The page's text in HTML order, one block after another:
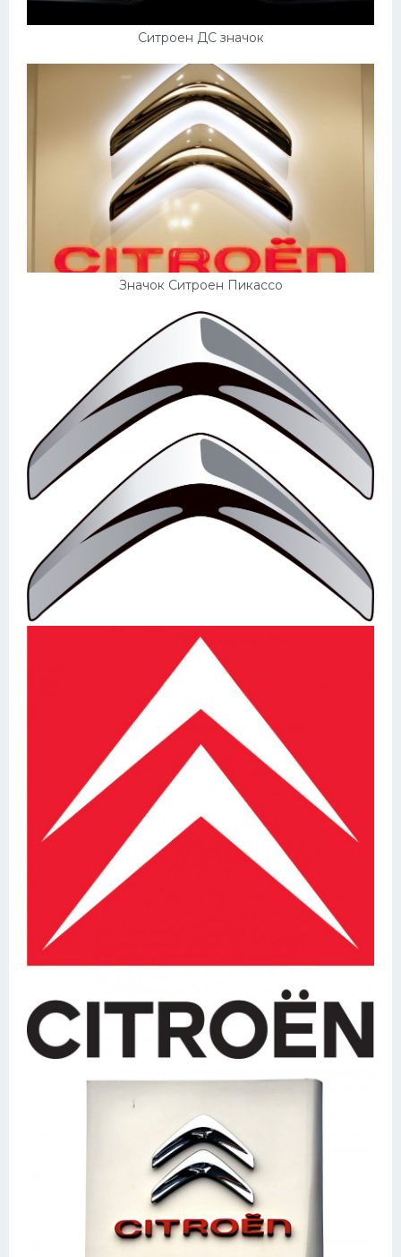
Ситроен ДС значок
Значок Ситроен Пикассо